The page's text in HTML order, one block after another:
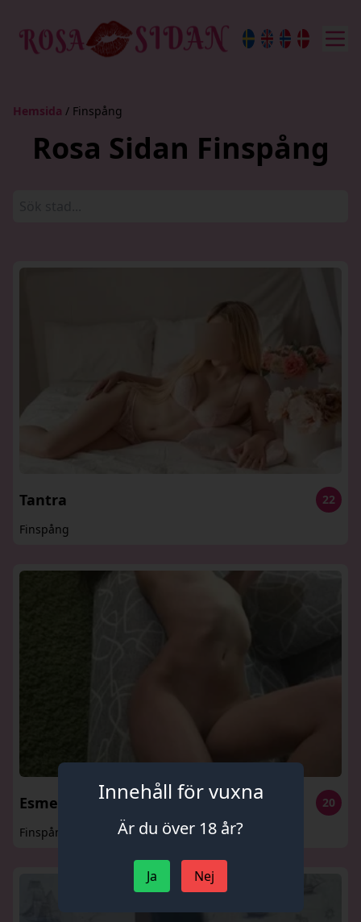
Hemsida / Finspång
Rosa Sidan Finspång
Tantra
22
Finspång
Esmeralda
20
Finspång
Innehåll för vuxna
Är du över 18 år?
Ja Nej